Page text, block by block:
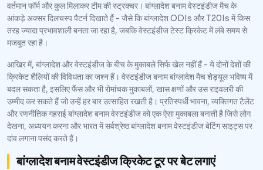
वर्तमान फॉर्म और कुल मिलाकर टीम की स्ट्रक्चर। बांग्लादेश बनाम वेस्टइंडीज मैच के
आंकड़े अक्सर दिलचस्प पैटर्न दिखाते हैं - जैसे कि बांग्लादेश ODIs और T20Is में किस
तरह ज्यादा प्रभावशाली बनता जा रहा है, जबकि वेस्टइंडीज टेस्ट क्रिकेट में लंबे समय से
मजबूत रहा है।
आखिर में, बांग्लादेश और वेस्टइंडीज के बीच के मुकाबले सिर्फ खेल नहीं हैं - ये दोनों देशों की
क्रिकेट शैलियों की विविधता का जश्न हैं। वेस्टइंडीज बनाम बांग्लादेश मैच शेड्यूल भविष्य में
बदल सकता है, इसलिए फैंस और भी रोमांचक मुकाबलों, खास क्षणों और उस राइवलरी की
उम्मीद कर सकते हैं जो उन्हें हर बार उत्साहित रखती है। प्रतिस्पर्धी भावना, व्यक्तिगत टैलेंट
और रणनीतिक गहराई बांग्लादेश बनाम वेस्टइंडीज को एक ऐसा मुकाबला बनाती है जिसे लोग
देखना, अध्ययन करना और भारत में सर्वश्रेष्ठ बांग्लादेश बनाम वेस्टइंडीज बेटिंग साइट्स पर
दांव लगाना पसंद करते हैं।
बांग्लादेश बनाम वेस्टइंडीज क्रिकेट टूर पर बेट लगाएं